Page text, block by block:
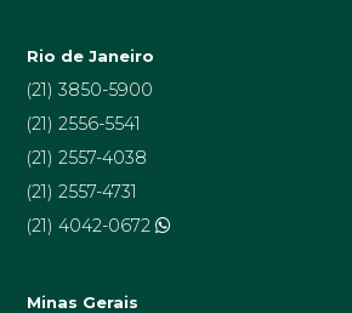
Rio de Janeiro
(21) 3850-5900
(21) 2556-5541
(21) 2557-4038
(21) 2557-4731
(21) 4042-0672
Minas Gerais